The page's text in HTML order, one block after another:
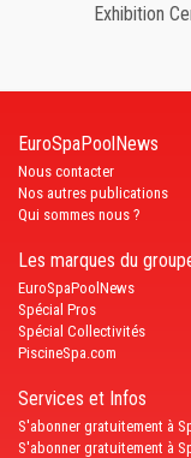
Exhibition
EuroSpaPoolNews
Nous contacter
Nos autres publications
Qui sommes nous ?
Les marques du
EuroSpaPoolNews
Spécial Pros
Spécial Collectivités
PiscineSpa.com
Services et Infos
S'abonner gratuitement à
S'abonner gratuitement à